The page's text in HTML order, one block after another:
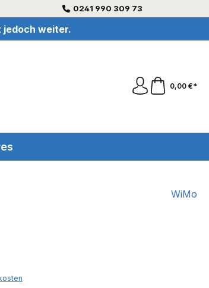
0241 990 309 73
jedoch weiter.
0,00 €*
WiMo